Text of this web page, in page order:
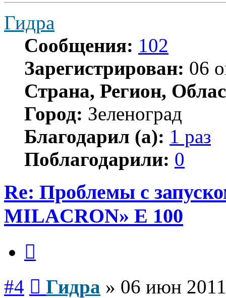
Гидра
Сообщения: 102
Зарегистрирован: 06
Страна, Регион,
Город: Зеленоград
Благодарил (а): 1 раз
Поблагодарили: 0
Re: Проблемы с
MILACRON» E 100
#4 Гидра » 06 июн